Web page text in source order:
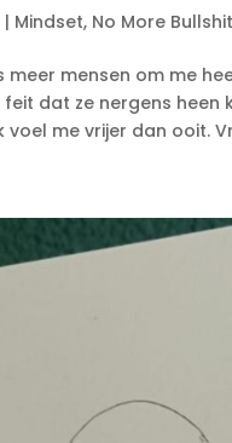
| Mindset, No More
meer mensen om me
dat ze nergens heen
me vrijer dan ooit.